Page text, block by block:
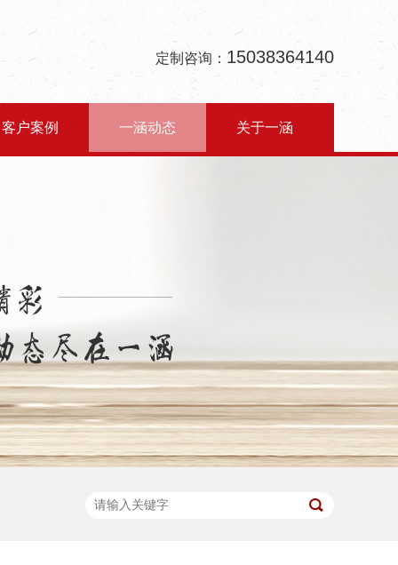
定制咨询： 15038364140
客户案例 一涵动态 关于一涵